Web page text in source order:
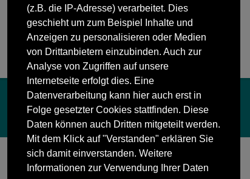
(z.B. die IP-Adresse) verarbeitet. Dies
geschieht um zum Beispiel Inhalte und
Anzeigen zu personalisieren oder Medien
von Drittanbietern einzubinden. Auch zur
Analyse von Zugriffen auf unsere
Internetseite erfolgt dies. Eine
Datenverarbeitung kann hier auch erst in
Folge gesetzter Cookies stattfinden. Diese
Daten können auch Dritten mitgeteilt werden.
Mit dem Klick auf "Verstanden" erklären Sie
sich damit einverstanden. Weitere
Informationen zur Verwendung Ihrer Daten